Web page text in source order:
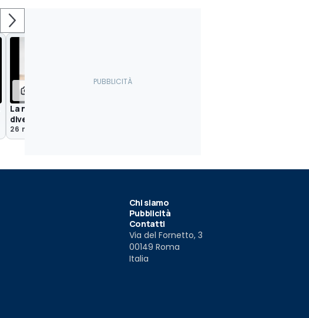
La nuova Chevrolet Aveo
diventerà Sonic?
26 mag 2011
Chi siamo
Pubblicità
Contatti
Via del Fornetto, 3
00149 Roma
Italia